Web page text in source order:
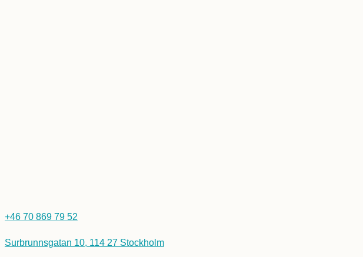
+46 70 869 79 52
Surbrunnsgatan 10, 114 27 Stockholm